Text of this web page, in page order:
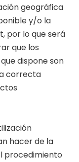
geográfica
y/o la
por lo que será
que los
dispone son
correcta
hacer de la
procedimiento